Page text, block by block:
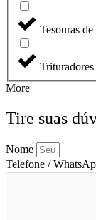
Tesouras de
Trituradores
More
Tire suas
Nome
Telefone /